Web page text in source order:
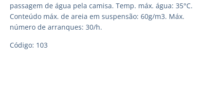
passagem de água pela camisa. Temp. máx. água: 35°C.
Conteúdo máx. de areia em suspensão: 60g/m3. Máx.
número de arranques: 30/h.
Código: 103